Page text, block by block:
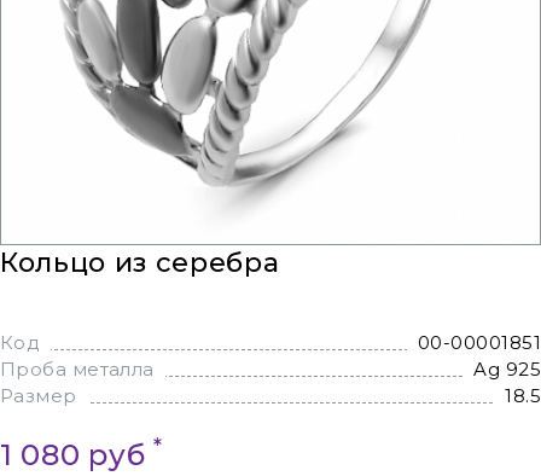
Кольцо из серебра
Код
00-00001851
Проба металла
Ag 925
Размер
18.5
1 080 руб*